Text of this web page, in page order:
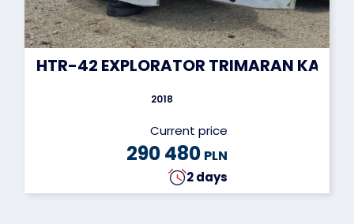
HTR-42 EXPLORATOR TRIMARAN
2018
Current price
290 480 PLN
2 days